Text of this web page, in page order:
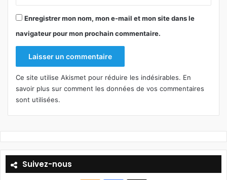
Enregistrer mon nom, mon e-mail et mon site dans le
navigateur pour mon prochain commentaire.
Ce site utilise Akismet pour réduire les indésirables. En
savoir plus sur comment les données de vos commentaires
sont utilisées.
Suivez-nous